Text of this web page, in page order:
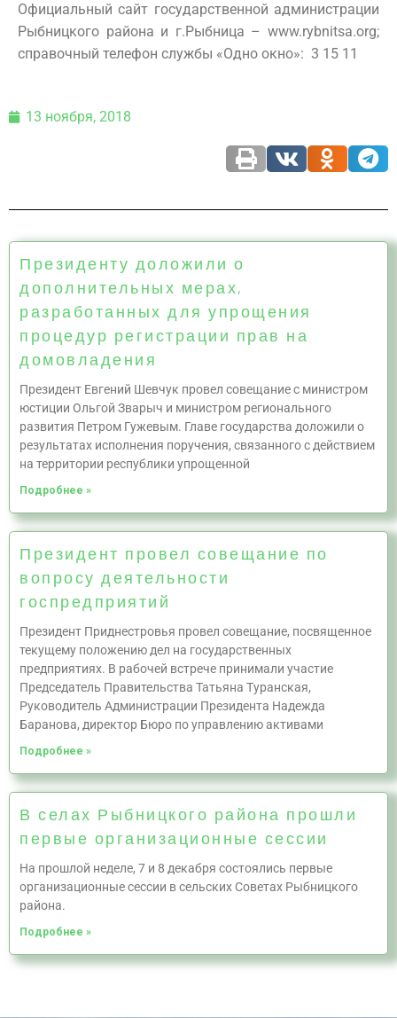
Официальный сайт государственной администрации
Рыбницкого района и г.Рыбница – www.rybnitsa.org;
справочный телефон службы «Одно окно»: 3 15 11
13 ноября, 2018
Президенту доложили о
дополнительных мерах,
разработанных для упрощения
процедур регистрации прав на
домовладения
Президент Евгений Шевчук провел совещание с министром
юстиции Ольгой Зварыч и министром регионального
развития Петром Гужевым. Главе государства доложили о
результатах исполнения поручения, связанного с действием
на территории республики упрощенной
Подробнее »
Президент провел совещание по
вопросу деятельности
госпредприятий
Президент Приднестровья провел совещание, посвященное
текущему положению дел на государственных
предприятиях. В рабочей встрече принимали участие
Председатель Правительства Татьяна Туранская,
Руководитель Администрации Президента Надежда
Баранова, директор Бюро по управлению активами
Подробнее »
В селах Рыбницкого района прошли
первые организационные сессии
На прошлой неделе, 7 и 8 декабря состоялись первые
организационные сессии в сельских Советах Рыбницкого
района.
Подробнее »